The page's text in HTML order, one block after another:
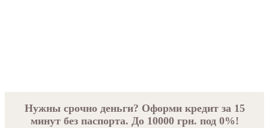
Нужны срочно деньги? Оформи кредит за 15
минут без паспорта. До 10000 грн. под 0%!